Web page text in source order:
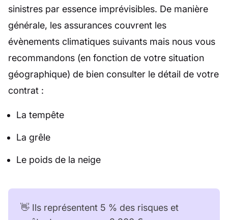
sinistres par essence imprévisibles. De manière
générale, les assurances couvrent les
évènements climatiques suivants mais nous vous
recommandons (en fonction de votre situation
géographique) de bien consulter le détail de votre
contrat :
La tempête
La grêle
Le poids de la neige
👋 Ils représentent 5 % des risques et